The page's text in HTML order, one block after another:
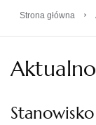
Strona główna ›